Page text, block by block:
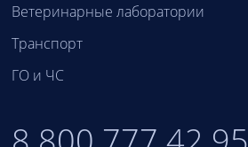
Ветеринарные лаборатории
Транспорт
ГО и ЧС